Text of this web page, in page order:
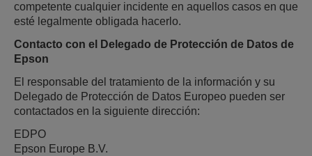
competente cualquier incidente en aquellos casos en que
esté legalmente obligada hacerlo.
Contacto con el Delegado de Protección de Datos de
Epson
El responsable del tratamiento de la información y su
Delegado de Protección de Datos Europeo pueden ser
contactados en la siguiente dirección:
EDPO
Epson Europe B.V.